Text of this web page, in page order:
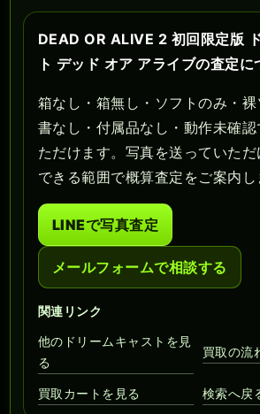
DEAD OR ALIVE 2 初回限定版
ト デッド オア アライブの査定に
箱なし・箱無し・ソフトのみ・
書なし・付属品なし・動作未確
ただけます。写真を送っていた
できる範囲で概算査定をご案内し
LINEで写真査定
メールフォームで相談する
関連リンク
他のドリームキャストを見
る
買取の流
買取カートを見る 検索へ戻